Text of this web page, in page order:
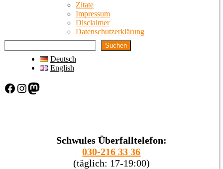
Zitate
Impressum
Disclaimer
Datenschutzerklärung
Suchen
Deutsch
English
Facebook Instagram Mastodon
Schwules Überfalltelefon:
030-216 33 36
(täglich: 17-19:00)